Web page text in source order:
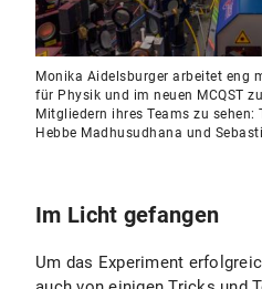
Monika Aidelsburger arbeitet eng
für Physik und im neuen MCQST
Mitgliedern ihres Teams zu
Hebbe Madhusudhana und
Im Licht gefangen
Um das Experiment